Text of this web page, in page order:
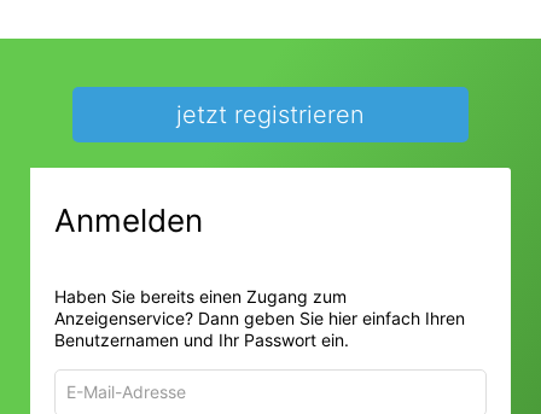
jetzt registrieren
Anmelden
Haben Sie bereits einen Zugang zum
Anzeigenservice? Dann geben Sie hier einfach Ihren
Benutzernamen und Ihr Passwort ein.